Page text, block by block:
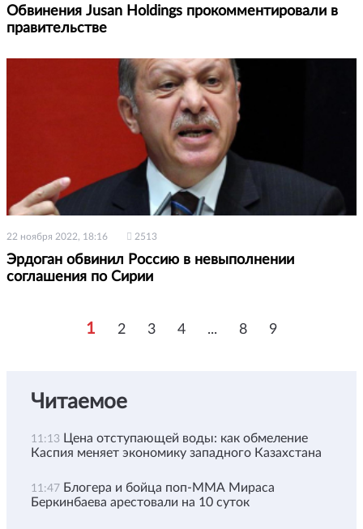
Обвинения Jusan Holdings прокомментировали в
правительстве
22 ноября 2022, 18:16 2513
Эрдоган обвинил Россию в невыполнении
соглашения по Сирии
1 2 3 4 ... 8 9
Читаемое
11:13 Цена отступающей воды: как обмеление
Каспия меняет экономику западного Казахстана
11:47 Блогера и бойца поп-ММА Мираса
Беркинбаева арестовали на 10 суток